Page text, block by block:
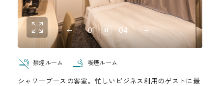
禁煙ルーム 喫煙ルーム
シャワーブースの客室。忙しいビジネス利用のゲストに最
01 04